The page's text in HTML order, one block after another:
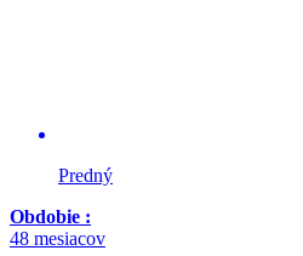
Predný
Obdobie :
48 mesiacov